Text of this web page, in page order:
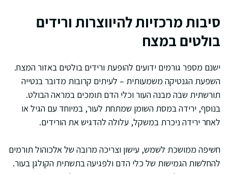
סיבות מרכזיות להיווצרות ורידים
בולטים במצח
ישנם מספר גורמים ידועים להופעת ורידים בולטים באזור המצח.
השפעת הגנטיקה משמעותית – לעיתים קרובות מדובר בנטייה
תורשתית שבה מבנה העור וכלי הדם תומכים במראה הבולט.
בנוסף, ירידה במסת השומן שמתחת לעור, במיוחד עם הגיל או
לאחר ירידה ניכרת במשקל, עלולה להדגיש את הורידים.
חשיפה ממושכת לשמש, עישון וצריכה מרובה של אלכוהול תורמים
להחלשות הגמישות של כלי הדם ולפגיעה בתשתית הקולגן בעור.